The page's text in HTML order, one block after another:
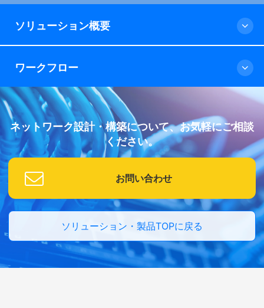
ソリューション概要
ワークフロー
ネットワーク設計・構築について、お気軽にご相談
ください。
お問い合わせ
ソリューション・製品TOPに戻る